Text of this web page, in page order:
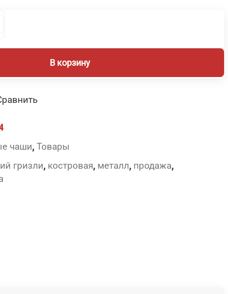
В корзину
чаши, Товары
гризли, костровая, металл, продажа,